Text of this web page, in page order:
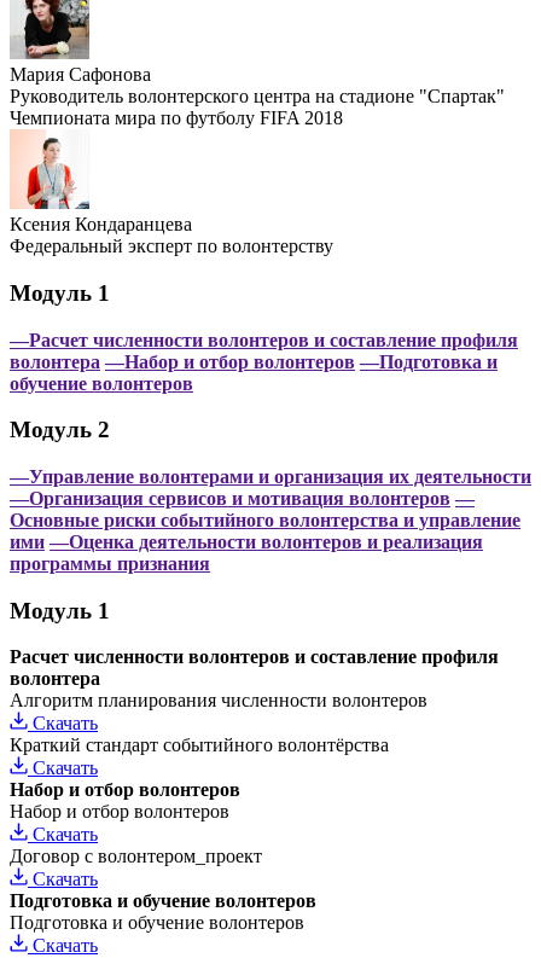
Мария Сафонова
Руководитель волонтерского центра на стадионе "Спартак"
Чемпионата мира по футболу FIFA 2018
Ксения Кондаранцева
Федеральный эксперт по волонтерству
Модуль 1
—Расчет численности волонтеров и составление профиля
волонтера —Набор и отбор волонтеров —Подготовка и
обучение волонтеров
Модуль 2
—Управление волонтерами и организация их деятельности
—Организация сервисов и мотивация волонтеров —
Основные риски событийного волонтерства и управление
ими —Оценка деятельности волонтеров и реализация
программы признания
Модуль 1
Расчет численности волонтеров и составление профиля
волонтера
Алгоритм планирования численности волонтеров
Скачать
Краткий стандарт событийного волонтёрства
Скачать
Набор и отбор волонтеров
Набор и отбор волонтеров
Скачать
Договор с волонтером_проект
Скачать
Подготовка и обучение волонтеров
Подготовка и обучение волонтеров
Скачать